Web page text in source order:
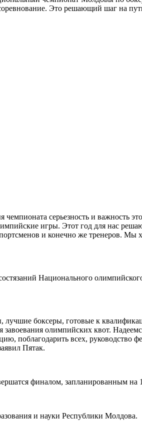
Это решающий шаг на
серьезность и важность
игры. Этот год для нас
и конечно же тренеров.
Национального
лучшие боксеры, готовые к
олимпийских квот.
поблагодарить всех, руководство
Пятак.
финалом, запланированным на
и науки Республики Молдова.